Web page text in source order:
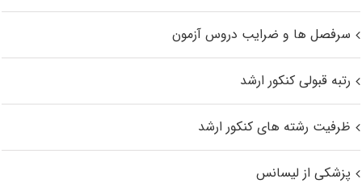
سرفصل ها و ضرایب دروس آزمون
رتبه قبولی کنکور ارشد
ظرفیت رشته های کنکور ارشد
پزشکی از لیسانس